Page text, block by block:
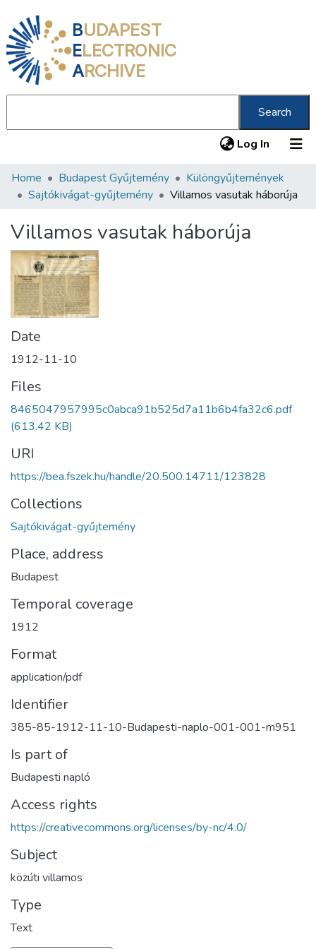
BUDAPEST
ELECTRONIC
ARCHIVE
Search
Log In (current)
Communities & Collections
Statistics
About us
Home Budapest Gyűjtemény
Különgyűjtemények
Sajtókivágat-gyűjtemény
Villamos vasutak háborúja
Villamos vasutak háborúja
Date
1912-11-10
Files
8465047957995c0abca91b525d7a11b6b4fa32c6.pdf
(613.42 KB)
URI
https://bea.fszek.hu/handle/20.500.14711/123828
Collections
Sajtókivágat-gyűjtemény
Place, address
Budapest
Temporal coverage
1912
Format
application/pdf
Identifier
385-85-1912-11-10-Budapesti-naplo-001-001-m951
Is part of
Budapesti napló
Access rights
https://creativecommons.org/licenses/by-nc/4.0/
Subject
közúti villamos
Type
Text